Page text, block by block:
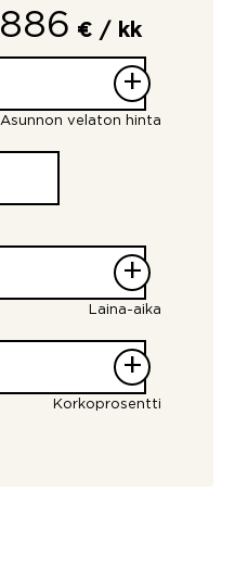
886 € / kk
+
Asunnon velaton hinta
+
Laina-aika
+
Korkoprosentti